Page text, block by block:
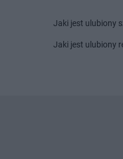
Jaki jest ulubiony
Jaki jest ulubiony